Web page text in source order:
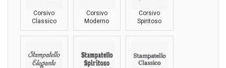
Corsivo
Classico
Corsivo
Moderno
Corsivo
Spiritoso